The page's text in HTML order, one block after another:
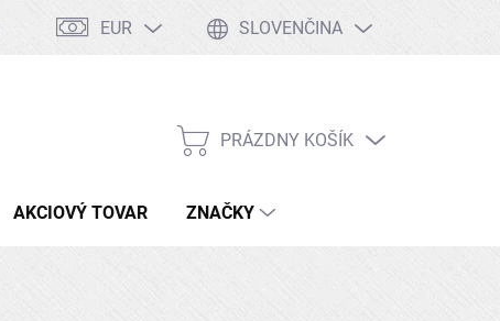
Tabuľka ocelí Kontakty Doprava a platby
EUR SLOVENČINA
NÁKUPNÝ
PRÁZDNY KOŠÍK
AKCIOVÝ TOVAR ZNAČKY